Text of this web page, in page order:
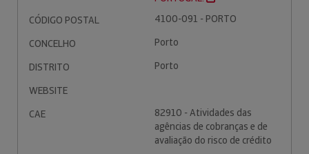
CÓDIGO POSTAL
4100-091 - PORTO
CONCELHO
Porto
DISTRITO
Porto
WEBSITE
CAE
82910 - Atividades das
agências de cobranças e de
avaliação do risco de crédito